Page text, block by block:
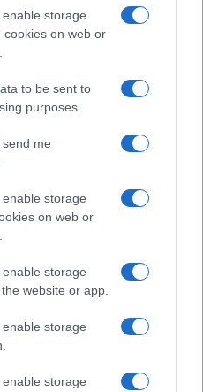
storage
cookies on web or
to be sent to
purposes.
me
storage
on web or
storage
website or app.
storage
storage
United verso il titolo